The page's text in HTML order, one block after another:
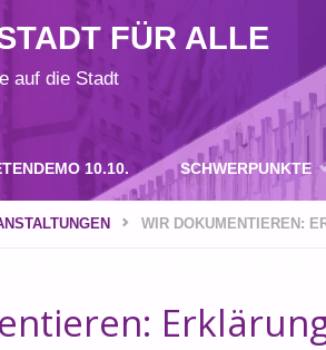
FÜR ALLE
auf die Stadt
10.10. SCHWERPUNKTE
WIR DOKUMENTIEREN: